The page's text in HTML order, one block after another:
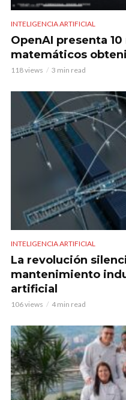
INTELIGENCIA ARTIFICIAL
OpenAI presenta
matemáticos
118 views 3 min read
INTELIGENCIA ARTIFICIAL
La revolución
mantenimiento
artificial
106 views 4 min read